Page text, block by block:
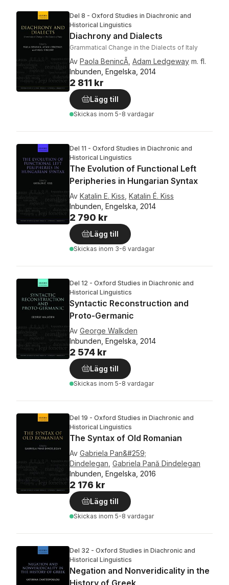
Del 8 - Oxford Studies in Diachronic and
Historical Linguistics
Diachrony and Dialects
Grammatical Change in the Dialects of Italy
Av Paola BenincÃ Adam Ledgeway m. fl.
Inbunden, Engelska, 2014
2 811 kr
Lägg till
Skickas inom 5-8 vardagar
Del 11 - Oxford Studies in Diachronic and
Historical Linguistics
The Evolution of Functional Left
Peripheries in Hungarian Syntax
Av Katalin E. Kiss Katalin É. Kiss
Inbunden, Engelska, 2014
2 790 kr
Lägg till
Skickas inom 3-6 vardagar
Del 12 - Oxford Studies in Diachronic and
Historical Linguistics
Syntactic Reconstruction and
Proto-Germanic
Av George Walkden
Inbunden, Engelska, 2014
2 574 kr
Lägg till
Skickas inom 5-8 vardagar
Del 19 - Oxford Studies in Diachronic and
Historical Linguistics
The Syntax of Old Romanian
Av Gabriela Pan&#259;
Dindelegan Gabriela Pană Dindelegan
Inbunden, Engelska, 2016
2 176 kr
Lägg till
Skickas inom 5-8 vardagar
Del 32 - Oxford Studies in Diachronic and
Historical Linguistics
Negation and Nonveridicality in the
History of Greek